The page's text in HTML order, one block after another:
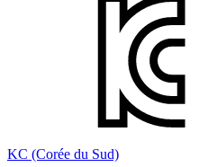
KC (Corée du Sud)